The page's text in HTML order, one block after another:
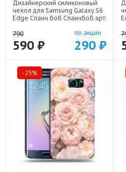
Дизайнерский силиконовый
чехол для Samsung Galaxy S6
Edge Спанч боб Спанчбоб арт:
790
590 ₽
по акции
290 ₽
-25%